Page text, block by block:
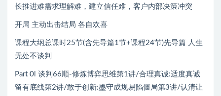
长推进难需求理解难，建立信任难，客户内部决策冲突
开局 主动出击结局 各自欢喜
课程大纲总课时25节(含先导篇1节+课程24节)先导篇 人生
无处不谈判
Part 0l 谈判66顺-修炼博弈思维第1讲/合理真诚:适度真诚
留有底线第2讲/敢于创新:墨守成规易陷僵局第3讲/认清让